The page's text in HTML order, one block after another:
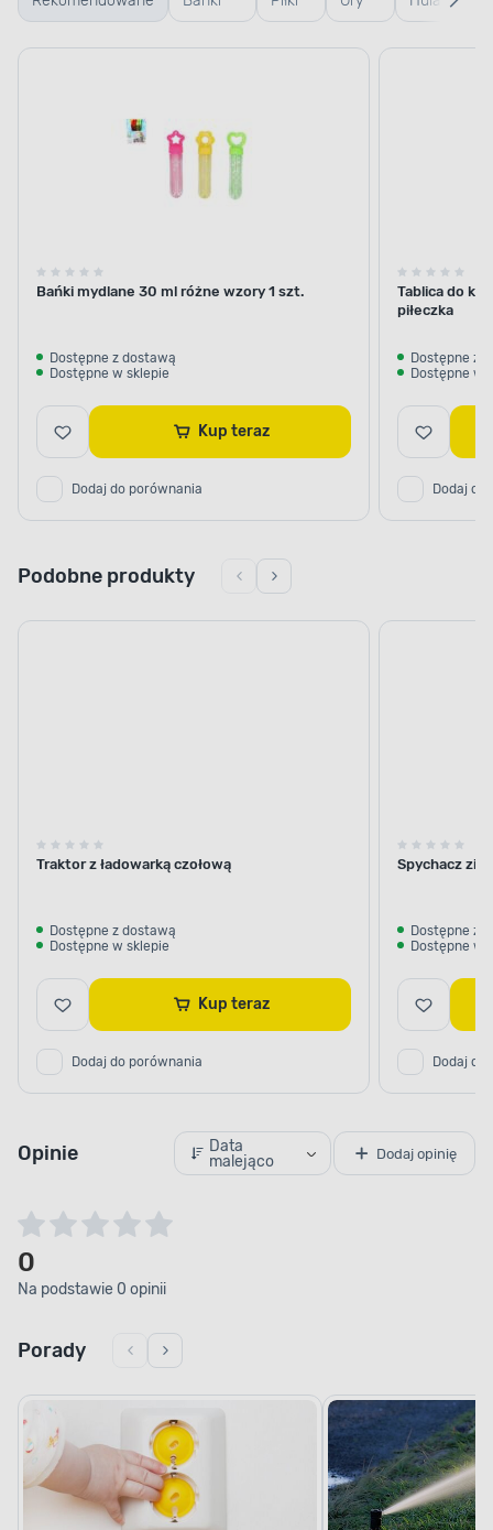
mydlane
dzieci
dla dla i
Bańki mydlane 30 ml różne wzory 1 szt.
Dostępne z dostawą
Dostępne w sklepie
Kup teraz
Dodaj do porównania
Tablica do
piłeczka
Dostępne z
Dostępne w
Dodaj do
Podobne produkty
Traktor z ładowarką czołową
Dostępne z dostawą
Dostępne w sklepie
Kup teraz
Dodaj do porównania
Spychacz
Dostępne z
Dostępne w
Dodaj do
Opinie
Data
malejąco
Dodaj opinię
0
Na podstawie 0 opinii
Porady